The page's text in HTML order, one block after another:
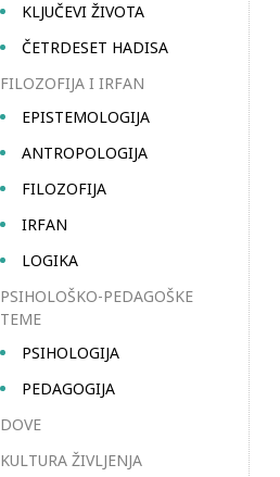
KLJUČEVI ŽIVOTA
ČETRDESET HADISA
FILOZOFIJA I IRFAN
EPISTEMOLOGIJA
ANTROPOLOGIJA
FILOZOFIJA
IRFAN
LOGIKA
PSIHOLOŠKO-PEDAGOŠKE
TEME
PSIHOLOGIJA
PEDAGOGIJA
DOVE
KULTURA ŽIVLJENJA